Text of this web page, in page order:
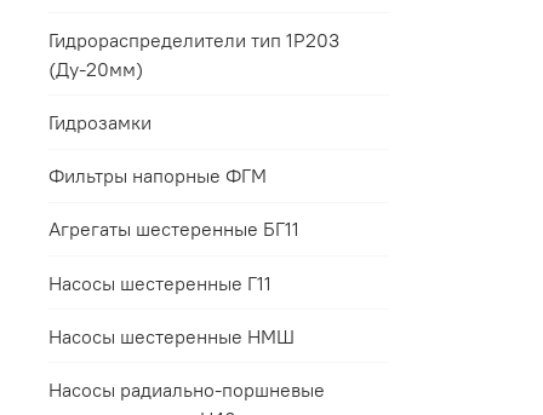
Гидрораспределители тип 1Р203
(Ду-20мм)
Гидрозамки
Фильтры напорные ФГМ
Агрегаты шестеренные БГ11
Насосы шестеренные Г11
Насосы шестеренные НМШ
Насосы радиально-поршневые